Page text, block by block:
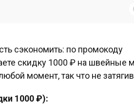
сэкономить: по промокоду
скидку 1000 ₽ на швейные
момент, так что не
1000 ₽):